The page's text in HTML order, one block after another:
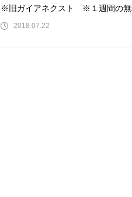
※旧ガイアネクスト ※１週間の無
コで認知度は上がったのかな！？
2018.07.22